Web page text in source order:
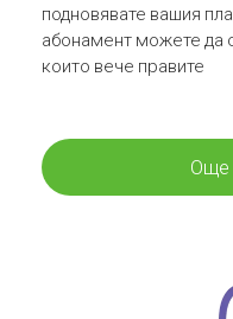
подновявате вашия
абонамент можете да
които вече правите
Още